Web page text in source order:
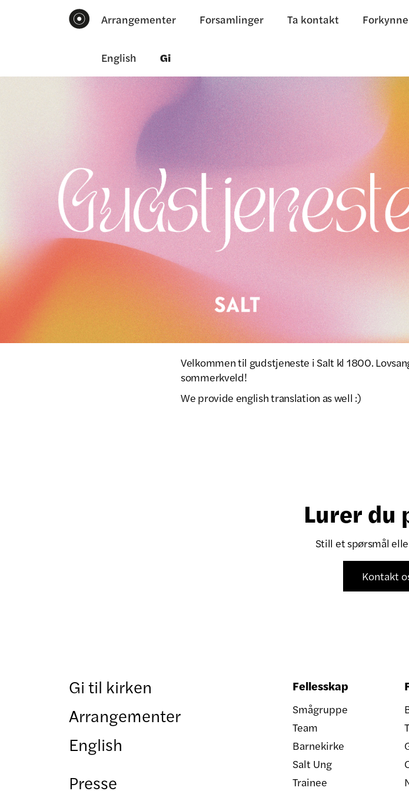
Arrangementer Forsamlinger Ta kontakt
English Gi
Velkommen til gudstjeneste i Salt kl 1800.
sommerkveld!
We provide english translation as well :)
Lurer du
Still et spørsmål
Kontakt
Gi til kirken
Arrangementer
English
Presse
Fellesskap
Smågruppe
Team
Barnekirke
Salt Ung
Trainee